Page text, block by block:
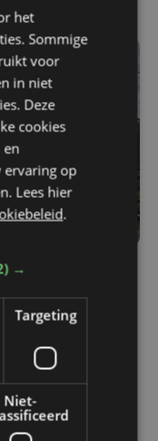
dienst in AZ
het
Sommige
voor
in niet
Deze
cookies
en
ervaring op
Lees hier
.
→
Targeting
Niet-